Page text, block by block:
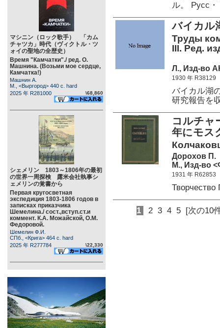
マシニン（ロック歌手） 「カム
チャツカ」時代（ヴィクトル・ツ
ォイの聖地の全歴史）
Время "Камчатки"./ ред. О.
Машнина. (Возьми мое сердце,
Камчатка!)
Машнин А.
М., <Выргород> 440 c. hard
2025 年 R281000
\68,860
シェメリン 1803～1806年の最初
の世界一周探検 露米会社執事シ
ェメリンの覚書から
Первая кругосветная
экспедиция 1803-1806 годов в
записках приказчика
Шемелина./ сост.,вступ.ст.и
коммент. К.А. Можайской, О.М.
Федоровой.
Шемелин Ф.И.
СПб., <Крига> 464 c. hard
2025 年 R277784
\22,330
ル。 Русс・
バイカル
Труды
III. Ред.
Л., Изд-во
1930 年 R38129
バイカル湖
研究報告を
コルチ
年にモス
Дорохов П.
М., Изд-во
1931 年 R62853
1 2 3 4 5 [次の10